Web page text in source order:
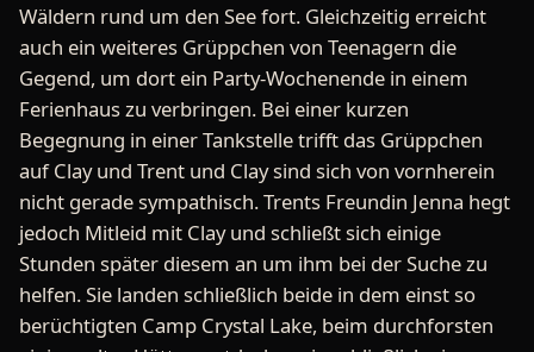
Wäldern rund um den See fort. Gleichzeitig erreicht
auch ein weiteres Grüppchen von Teenagern die
Gegend, um dort ein Party-Wochenende in einem
Ferienhaus zu verbringen. Bei einer kurzen
Begegnung in einer Tankstelle trifft das Grüppchen
auf Clay und Trent und Clay sind sich von vornherein
nicht gerade sympathisch. Trents Freundin Jenna hegt
jedoch Mitleid mit Clay und schließt sich einige
Stunden später diesem an um ihm bei der Suche zu
helfen. Sie landen schließlich beide in dem einst so
berüchtigten Camp Crystal Lake, beim durchforsten